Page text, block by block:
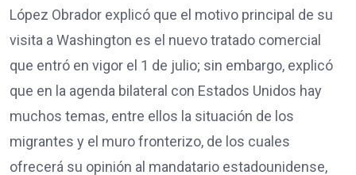
López Obrador explicó que el motivo principal de su
visita a Washington es el nuevo tratado comercial
que entró en vigor el 1 de julio; sin embargo, explicó
que en la agenda bilateral con Estados Unidos hay
muchos temas, entre ellos la situación de los
migrantes y el muro fronterizo, de los cuales
ofrecerá su opinión al mandatario estadounidense,